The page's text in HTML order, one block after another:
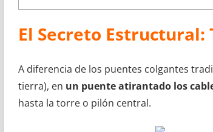
El Secreto Estructural:
A diferencia de los puentes colgantes
tierra), en un puente atirantado los
hasta la torre o pilón central.